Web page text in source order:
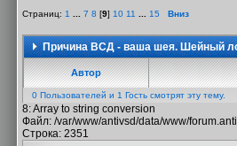
Страниц: 1 7 8 [9] 10 11 15 Вниз
Причина ВСД - ваша шея. Шейный
Автор
0 Пользователей и 1 Гость смотрят эту тему.
8: Array to string conversion
Файл: /var/www/antivsd/data/www/
Строка: 2351